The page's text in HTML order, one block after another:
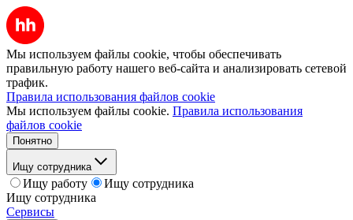
Мы используем файлы cookie, чтобы обеспечивать
правильную работу нашего веб-сайта и анализировать сетевой
трафик.
Правила использования файлов cookie
Мы используем файлы cookie. Правила использования
файлов cookie
Понятно
Ищу сотрудника
Ищу работу
Ищу сотрудника
Ищу сотрудника
Сервисы